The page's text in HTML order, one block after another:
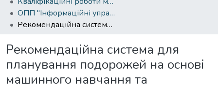
ОПП "Інформаційні управляючі системи та технології"
Рекомендаційна система для планування подорожей на основі машинного навчання та персоналізованих уподобань користувачів
Рекомендаційна система для
планування подорожей на основі
машинного навчання та